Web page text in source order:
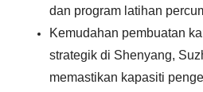
dan program latihan
Kemudahan pembuatan
strategik di Shenyang,
memastikan kapasiti